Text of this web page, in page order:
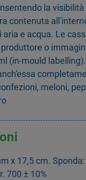
la
contenuta
aria e acqua. Le
produttore o
(in-mould
meloni,
x 17,5 cm.
700 ± 10%